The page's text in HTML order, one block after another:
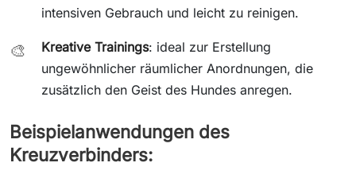
intensiven Gebrauch und leicht zu reinigen.
🎨 Kreative Trainings: ideal zur Erstellung
ungewöhnlicher räumlicher Anordnungen, die
zusätzlich den Geist des Hundes anregen.
Beispielanwendungen des
Kreuzverbinders: